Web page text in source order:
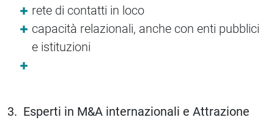
rete di contatti in loco
capacità relazionali, anche con enti pubblici
e istituzioni
3. Esperti in M&A internazionali e Attrazione